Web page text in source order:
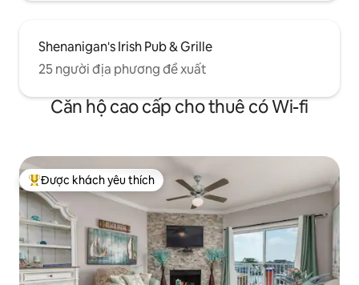
Shenanigan's Irish Pub & Grille
25 người địa phương đề xuất
Căn hộ cao cấp cho thuê có Wi-fi
Được khách yêu thích nhất
Được khách yêu thích